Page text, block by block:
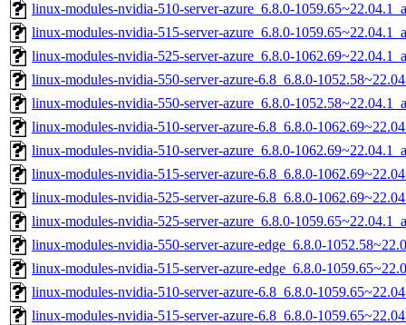
linux-modules-nvidia-510-server-azure_6.8.0-
linux-modules-nvidia-515-server-azure_6.8.0-
linux-modules-nvidia-525-server-azure_6.8.0-
linux-modules-nvidia-550-server-azure-6.8_6.8.0-
linux-modules-nvidia-550-server-azure_6.8.0-
linux-modules-nvidia-510-server-azure-6.8_6.8.0-
linux-modules-nvidia-510-server-azure_6.8.0-
linux-modules-nvidia-515-server-azure-6.8_6.8.0-
linux-modules-nvidia-525-server-azure-6.8_6.8.0-
linux-modules-nvidia-525-server-azure_6.8.0-
linux-modules-nvidia-550-server-azure-edge_6.8.0-
linux-modules-nvidia-515-server-azure-edge_6.8.0-
linux-modules-nvidia-510-server-azure-6.8_6.8.0-
linux-modules-nvidia-515-server-azure-6.8_6.8.0-